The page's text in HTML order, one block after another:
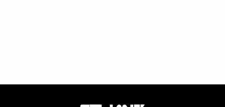
標打廣告。（圖／微博）周杰倫直播前在八大一線城市地標